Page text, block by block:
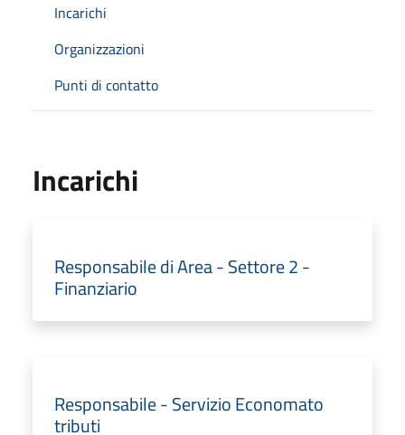
Incarichi
Organizzazioni
Punti di contatto
Incarichi
Responsabile di Area - Settore 2 -
Finanziario
Responsabile - Servizio Economato
tributi